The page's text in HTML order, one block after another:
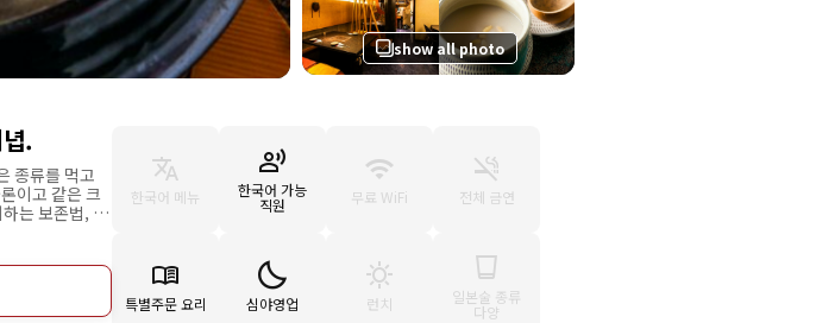
show all photo
.
종류를 먹고
이고 같은 크
는 보존법, 균
본토인 한국
서 집어먹는,
리고다쓰 테
아이를 데리
한국어 메뉴 한국어 가능
직원 무료 WiFi 전체 금연
특별주문 요리 심야영업 런치 일본술 종류
다양